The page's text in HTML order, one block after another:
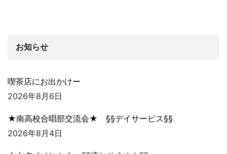
お知らせ
喫茶店にお出かけー
2026年8月6日
★南高校合唱部交流会★ §§デイサービス§§
2026年8月4日